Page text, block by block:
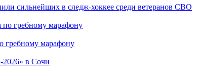
сильнейших в следж-хоккее среди ветеранов СВО
гребному марафону